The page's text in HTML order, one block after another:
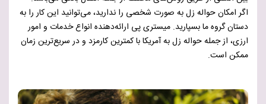
اگر امکان حواله زل به صورت شخصی را ندارید، می‌توانید این کار را به
دستان گروه ما بسپارید. میستری پی ارائه‌دهنده انواع خدمات و امور
ارزی، از جمله حواله زل به آمریکا با کمترین کارمزد و در سریع‌ترین زمان
ممکن است.